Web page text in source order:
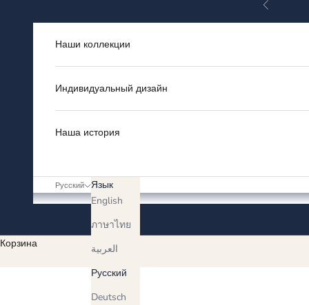
Назад
Наши коллекции
Индивидуальный дизайн
Наша история
Русский
Язык
English
ภาษาไทย
العربية
Русский
Deutsch
Корзина